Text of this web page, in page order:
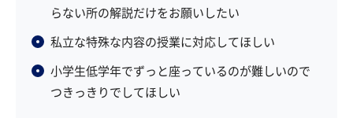
らない所の解説だけをお願いしたい
私立な特殊な内容の授業に対応してほしい
小学生低学年でずっと座っているのが難しいので
つきっきりでしてほしい